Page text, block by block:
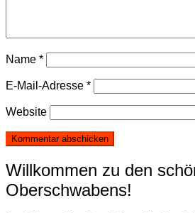
Name *
E-Mail-Adresse *
Website
Willkommen zu den
Oberschwabens!